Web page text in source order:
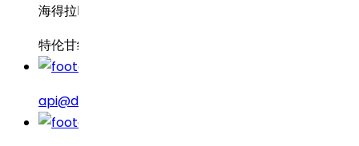
海得拉巴 – 500034
特伦甘纳邦，印度
api@drreddys.com